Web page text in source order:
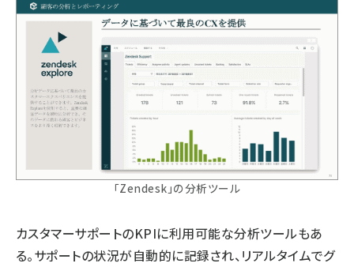
「Zendesk」の分析ツール
カスタマーサポートのKPIに利用可能な分析ツールもあ
る。サポートの状況が自動的に記録され、リアルタイムでグ